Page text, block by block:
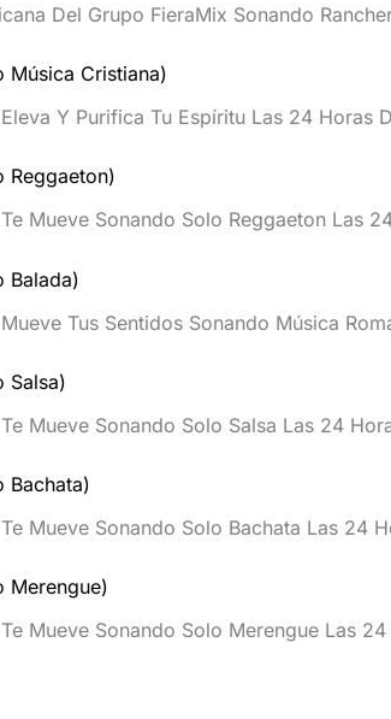
Del Grupo FieraMix Sonando
Música Cristiana)
Y Purifica Tu Espíritu Las 24 Horas
Reggaeton)
Mueve Sonando Solo Reggaeton Las
Balada)
Tus Sentidos Sonando Música
Salsa)
Mueve Sonando Solo Salsa Las 24
Bachata)
Mueve Sonando Solo Bachata Las 24
Merengue)
Mueve Sonando Solo Merengue Las